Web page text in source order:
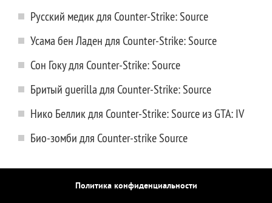
Русский медик для Counter-Strike: Source
Усама бен Ладен для Counter-Strike: Source
Сон Гоку для Counter-Strike: Source
Бритый guerilla для Counter-Strike: Source
Нико Беллик для Counter-Strike: Source из GTA: IV
Био-зомби для Counter-strike Source
Политика конфиденциальности